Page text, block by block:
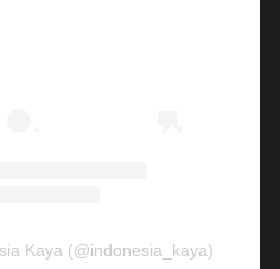
Kaya (@indonesia_kaya)